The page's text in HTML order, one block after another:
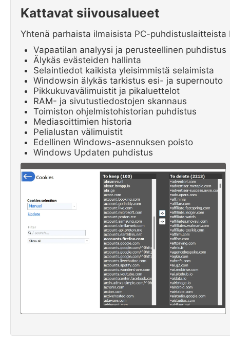
Kattavat siivousalueet
Yhtenä parhaista ilmaisista PC-
Vapaatilan analyysi ja perusteellinen puhdistus
Älykäs evästeiden hallinta
Selaintiedot kaikista yleisimmistä selaimista
Windowsin älykäs tarkistus esi- ja supernouto
Pikkukuvavälimuistit ja pikaluettelot
RAM- ja sivutustiedostojen skannaus
Toimiston ohjelmistohistorian puhdistus
Mediasoittimien historia
Pelialustan välimuistit
Edellinen Windows-asennuksen poisto
Windows Updaten puhdistus